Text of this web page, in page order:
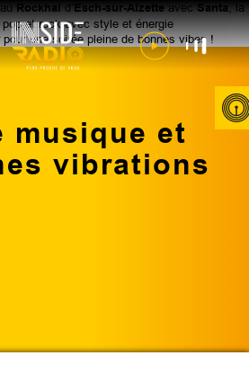
Rockhald’Esch-sur-AlzetteavecSanta, la
et rock avec style et énergie
une soirée pleine de bonnes vibes !
musique et
vibrations